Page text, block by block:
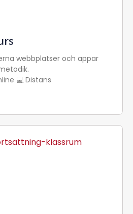
webbplatser och appar
💻 Distans